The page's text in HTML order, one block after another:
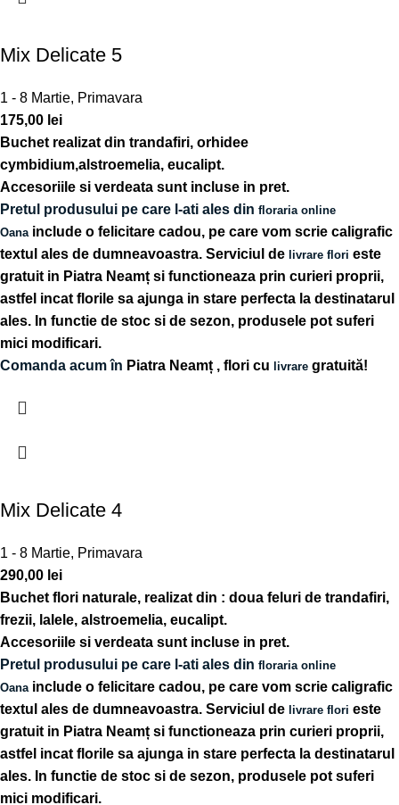
Mix Delicate 5
1 - 8 Martie, Primavara
175,00 lei
Buchet realizat din trandafiri, orhidee
cymbidium,alstroemelia, eucalipt.
Accesoriile si verdeata sunt incluse in pret.
Pretul produsului pe care l-ati ales din floraria online
Oana include o felicitare cadou, pe care vom scrie caligrafic
textul ales de dumneavoastra. Serviciul de livrare flori este
gratuit in Piatra Neamț si functioneaza prin curieri proprii,
astfel incat florile sa ajunga in stare perfecta la destinatarul
ales. In functie de stoc si de sezon, produsele pot suferi
mici modificari.
Comanda acum în Piatra Neamț , flori cu livrare gratuită!
Mix Delicate 4
1 - 8 Martie, Primavara
290,00 lei
Buchet flori naturale, realizat din : doua feluri de trandafiri,
frezii, lalele, alstroemelia, eucalipt.
Accesoriile si verdeata sunt incluse in pret.
Pretul produsului pe care l-ati ales din floraria online
Oana include o felicitare cadou, pe care vom scrie caligrafic
textul ales de dumneavoastra. Serviciul de livrare flori este
gratuit in Piatra Neamț si functioneaza prin curieri proprii,
astfel incat florile sa ajunga in stare perfecta la destinatarul
ales. In functie de stoc si de sezon, produsele pot suferi
mici modificari.